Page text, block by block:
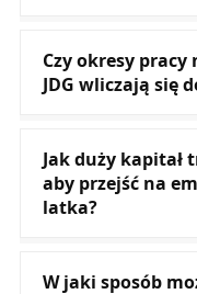
Czy okresy
JDG wliczają się
Jak duży kapitał
aby przejść na
latka?
W jaki sposób